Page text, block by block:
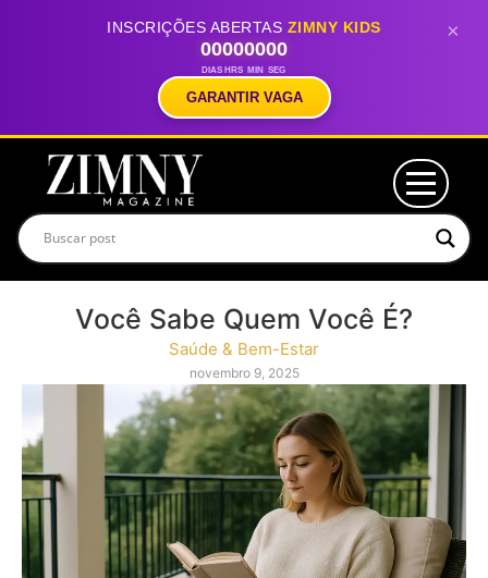
INSCRIÇÕES ABERTAS ZIMNY KIDS
00
DIAS
00
HRS
00
MIN
00
SEG
GARANTIR VAGA
×
Você Sabe Quem Você É?
Saúde & Bem-Estar
novembro 9, 2025